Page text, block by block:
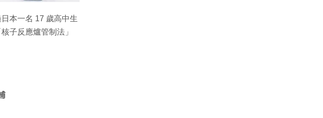
本一名 17 歲高中生
子反應爐管制法」